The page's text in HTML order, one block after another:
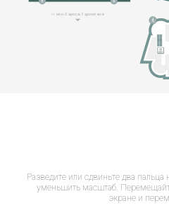
Разведите или сдвиньте два пальца
уменьшить масштаб.
экране и